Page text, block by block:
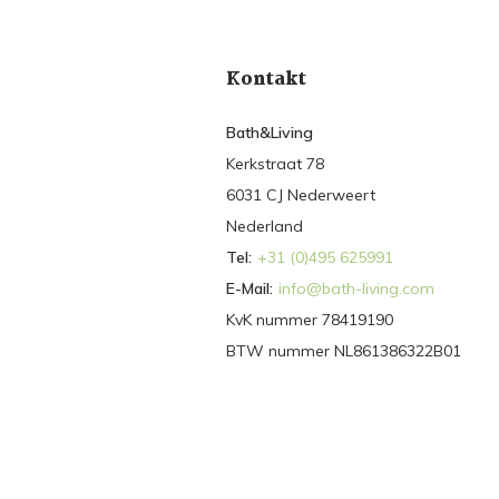
Kontakt
Bath&Living
Kerkstraat 78
6031 CJ Nederweert
Nederland
Tel: +31 (0)495 625991
E-Mail: info@bath-living.com
KvK nummer 78419190
BTW nummer NL861386322B01